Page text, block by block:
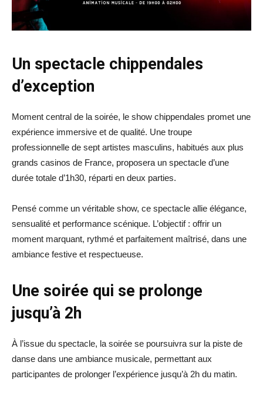
Un spectacle chippendales
d’exception
Moment central de la soirée, le show chippendales promet une
expérience immersive et de qualité. Une troupe
professionnelle de sept artistes masculins, habitués aux plus
grands casinos de France, proposera un spectacle d’une
durée totale d’1h30, réparti en deux parties.
Pensé comme un véritable show, ce spectacle allie élégance,
sensualité et performance scénique. L’objectif : offrir un
moment marquant, rythmé et parfaitement maîtrisé, dans une
ambiance festive et respectueuse.
Une soirée qui se prolonge
jusqu’à 2h
À l’issue du spectacle, la soirée se poursuivra sur la piste de
danse dans une ambiance musicale, permettant aux
participantes de prolonger l’expérience jusqu’à 2h du matin.